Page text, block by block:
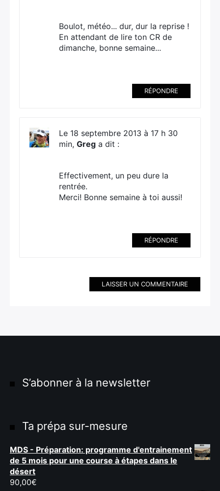
Boulot, météo... dur, dur la reprise !
En attendant de lire ton CR de
dimanche, bonne semaine...
RÉPONDRE
Le 18 septembre 2013 à 17 h 30
min, Greg a dit :
Effectivement, un peu dure la
rentrée.
Merci! Bonne semaine à toi aussi!
RÉPONDRE
LAISSER UN COMMENTAIRE
S’abonner à la newsletter
Ta prépa sur-mesure
MDS - Préparation: programme d'entrainement
de 5 mois pour une course à étapes dans le
désert
90,00€